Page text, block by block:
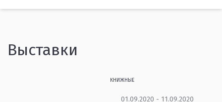
Выставки
КНИЖНЫЕ
01.09.2020 - 11.09.2020